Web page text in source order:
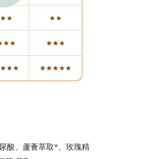
酸、蘆薈萃取*、玫瑰精